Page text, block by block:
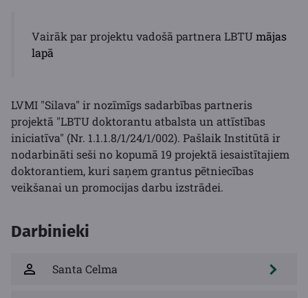
Vairāk par projektu vadošā partnera LBTUmājas
lapā
LVMI "Silava" ir nozīmīgs sadarbības partneris
projektā "LBTU doktorantu atbalsta un attīstības
iniciatīva" (Nr. 1.1.1.8/1/24/1/002). Pašlaik Institūtā ir
nodarbināti seši no kopumā 19 projektā iesaistītajiem
doktorantiem, kuri saņem grantus pētniecības
veikšanai un promocijas darbu izstrādei.
Darbinieki
Santa Celma